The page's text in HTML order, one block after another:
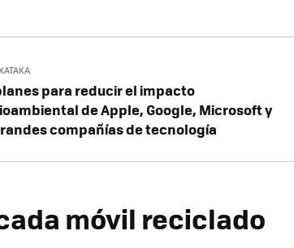
para reducir el impacto
de Apple, Google, Microsoft y
compañías de tecnología
móvil reciclado